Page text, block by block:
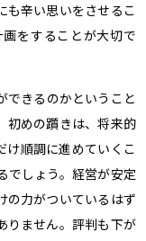
も辛い思いをさせるこ
をすることが大切で
できるのかということ
初めの躓きは、将来的
け順調に進めていくこ
でしょう。経営が安定
の力がついているはず
りません。評判も下が